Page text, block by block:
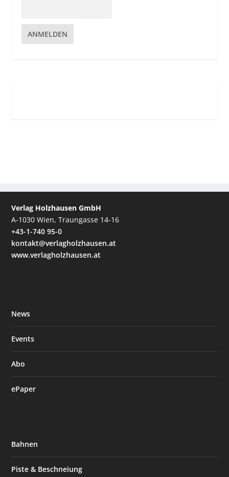
ANMELDEN
Verlag Holzhausen GmbH
A-1030 Wien, Traungasse 14-16
+43-1-740 95-0
kontakt@verlagholzhausen.at
www.verlagholzhausen.at
News
Events
Abo
ePaper
Bahnen
Piste & Beschneiung